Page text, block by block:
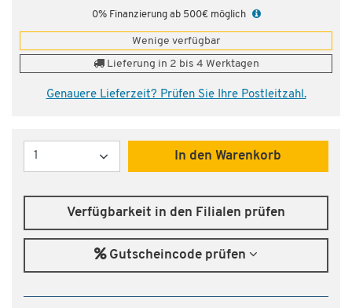
0% Finanzierung ab 500€ möglich
Wenige verfügbar
Lieferung in 2 bis 4 Werktagen
Genauere Lieferzeit? Prüfen Sie Ihre Postleitzahl.
Menge
In den Warenkorb
Verfügbarkeit in den Filialen prüfen
Gutscheincode prüfen